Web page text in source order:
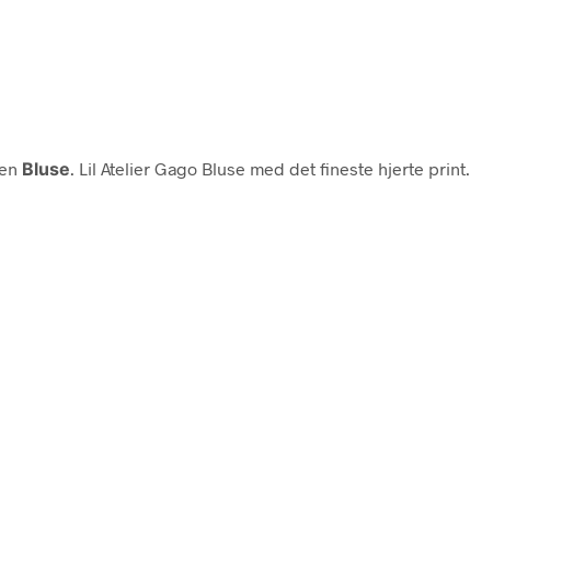
Bluse . Lil Atelier Gago Bluse med det fineste hjerte print.